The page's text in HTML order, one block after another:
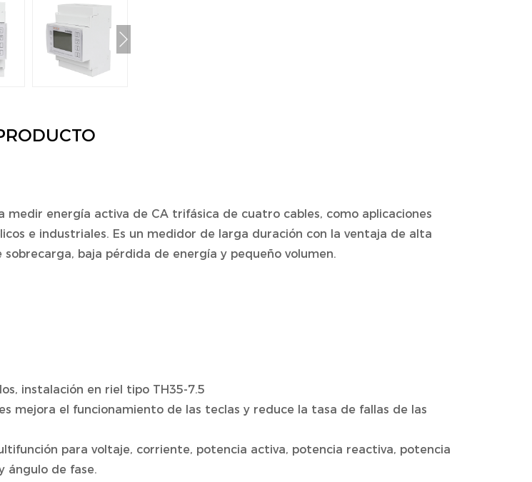
medir energía activa de CA trifásica de cuatro cables, como aplicaciones
e industriales. Es un medidor de larga duración con la ventaja de alta
baja pérdida de energía y pequeño volumen.
instalación en riel tipo TH35-7.5
mejora el funcionamiento de las teclas y reduce la tasa de fallas de las
para voltaje, corriente, potencia activa, potencia reactiva, potencia
ángulo de fase.